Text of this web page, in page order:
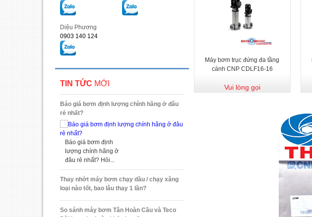
Diệu Phương
0903 140 124
TIN TỨC MỚI
Báo giá bơm định lượng chính hãng ở đâu
rẻ nhất?
Báo giá bơm định
lượng chính hãng ở
đâu rẻ nhất? Hỏi...
Thay nhớt máy bơm chạy dầu / chạy xăng
loại nào tốt, bao lâu thay 1 lần?
So sánh máy bơm Tân Hoàn Cầu và Teco
Máy bơm trục đứng đa tầng
cánh CNP CDLF16-16
Vui lòng gọi